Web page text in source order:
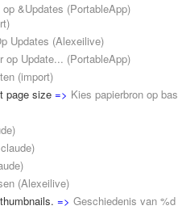
&Updates (PortableApp)
)
Updates (Alexeilive)
op Update... (PortableApp)
(import)
page size => Kies papierbron op
)
)
)
(Alexeilive)
=> Geschiedenis van